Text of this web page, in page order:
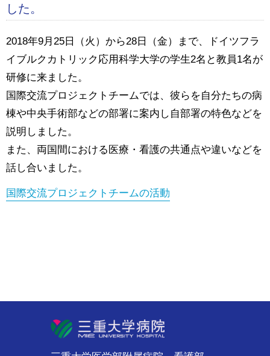
した。
2018年9月25日（火）から28日（金）まで、ドイツフラ
イブルクカトリック応用科学大学の学生2名と教員1名が
研修に来ました。
国際交流プロジェクトチームでは、彼らを自分たちの病
棟や中央手術部などの部署に案内し自部署の特色などを
説明しました。
また、両国間における医療・看護の共通点や違いなどを
話し合いました。
国際交流プロジェクトチームの活動